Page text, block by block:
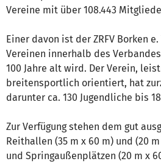
Vereine mit über 108.443
Einer davon ist der ZRFV Borken
Vereinen innerhalb des
100 Jahre alt wird. Der Verein,
breitensportlich orientiert, hat
darunter ca. 130 Jugendliche bis
Zur Verfügung stehen dem gut
Reithallen (35 m x 60 m) und (20
und Springaußenplätzen (20 m x